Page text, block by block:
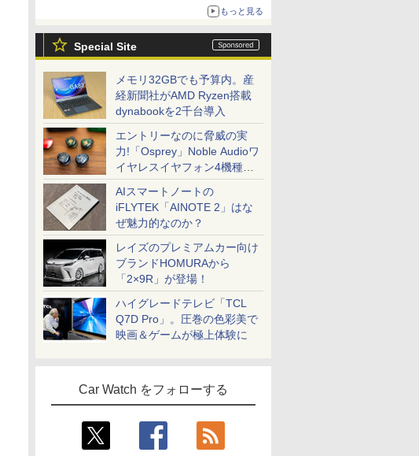
もっと見る
Special Site
メモリ32GBでも予算内。産
経新聞社がAMD Ryzen搭載
dynabookを2千台導入
エントリーなのに脅威の実
力!「Osprey」Noble Audioワ
イヤレスイヤフォン4機種を
一気に聴く
AIスマートノートの
iFLYTEK「AINOTE 2」はな
ぜ魅力的なのか？
レイズのプレミアムカー向け
ブランドHOMURAから
「2×9R」が登場！
ハイグレードテレビ「TCL
Q7D Pro」。圧巻の色彩美で
映画＆ゲームが極上体験に
Car Watch をフォローする